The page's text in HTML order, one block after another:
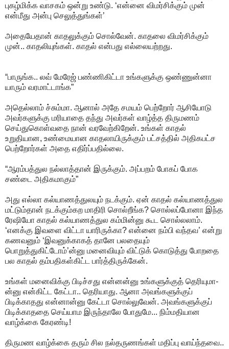
புகழ்மிக்க வாசகம் ஒன்று உண்டு. ‘என்னை விமர்சிக்கும் முன்
என்மீது அன்பு செலுத்துங்கள்’
அதையேதான் காதலுக்கும் சொல்வேன். காதலை விமர்சிக்கும்
முன்.. காதலியுங்கள். காதல் என்பது எல்லையற்றது.
“பாருங்க.. லவ் மேரேஜ் பண்ணிகிட்டா உங்களுக்கு ஒண்ணுன்னா
யாரும் வரமாட்டாங்க”
அதெல்லாம் ச்சும்மா. ஆனால் அதே சமயம் பெற்றோர் ஆசியோடு
அவர்களுக்கு மரியாதை தந்து அவர்கள் வாழ்த்த திருமணம்
செய்துகொள்வதை நான் வரவேற்கிறேன். உங்கள் காதல்
உறுதியான, உண்மையான காதலாயிருக்கும் பட்சத்தில் அதிகபட்ச
பெற்றோர்கள் அதை எதிர்ப்பதில்லை.
“ஆரம்பத்துல நல்லாத்தான் இருக்கும். அப்பறம் போகப் போக
சண்டை அதிகமாகும்”
அது எல்லா கல்யாணத்துலயும் நடக்கும். ஏன் காதல் கல்யாணத்துல
மட்டும்தான் நடக்கும்கற மாதிரி சொல்றீங்க? சொல்லப்போனா இந்த
ரேஷியோ காதல் கல்யாணத்துல கம்மின்னு கூட சொல்லலாம்.
‘எனக்கு இவளை விட்டா யாரிருக்கா? என்னை நம்பி வந்தவ’ என்று
கணவனும் ‘இவனுக்காகத் தானே பலதையும்
பொறுத்துகிட்டோம்’ன்னு மனைவியும் விட்டுக் கொடுத்து போறதை
பல காதல் தம்பதிகள்கிட்ட பார்த்திருக்கேன்.
உங்கள் மனைவிக்கு பிடிச்சது என்னன்னு உங்களுக்குத் தெரியுமா-
ன்னு என்கிட்ட கேட்டா.. தெரியாது. ஆனா அவங்களுக்குப்
பிடிக்காதது என்னான்னு கேட்டா சொல்லுவேன். அவங்களுக்குப்
பிடிக்காததை செய்யாம இருந்தாலே போதுமே... நிம்மதியான
வாழ்க்கை கேரண்டி!
திருமண வாழ்க்கை தரும் சில நல்தருணங்கள் மதிப்பு வாய்ந்தவை..